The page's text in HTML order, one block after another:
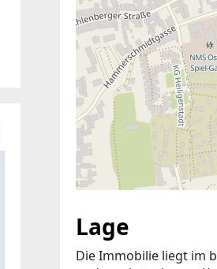
Lage
Die Immobilie liegt im